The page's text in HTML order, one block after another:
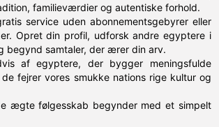
familieværdier og autentiske forhold.
service uden abonnementsgebyrer eller
Opret din profil, udforsk andre egyptere i
begynd samtaler, der ærer din arv.
af egyptere, der bygger meningsfulde
fejrer vores smukke nations rige kultur og
ægte følgesskab begynder med et simpelt